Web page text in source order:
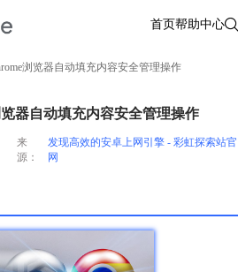
首页帮助中心
浏览器自动填充内容安全管理操作
器自动填充内容安全管理操作
来
源：
发现高效的安卓上网引擎 - 彩虹探索站官
网